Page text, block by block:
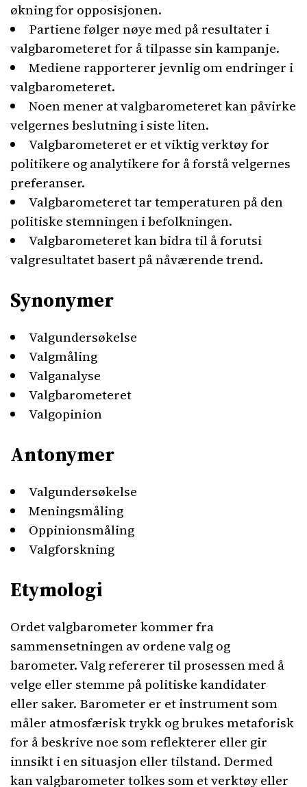
økning for opposisjonen.
Partiene følger nøye med på resultater i
valgbarometeret for å tilpasse sin kampanje.
Mediene rapporterer jevnlig om endringer i
valgbarometeret.
Noen mener at valgbarometeret kan påvirke
velgernes beslutning i siste liten.
Valgbarometeret er et viktig verktøy for
politikere og analytikere for å forstå velgernes
preferanser.
Valgbarometeret tar temperaturen på den
politiske stemningen i befolkningen.
Valgbarometeret kan bidra til å forutsi
valgresultatet basert på nåværende trend.
Synonymer
Valgundersøkelse
Valgmåling
Valganalyse
Valgbarometeret
Valgopinion
Antonymer
Valgundersøkelse
Meningsmåling
Oppinionsmåling
Valgforskning
Etymologi
Ordet valgbarometer kommer fra
sammensetningen av ordene valg og
barometer. Valg refererer til prosessen med å
velge eller stemme på politiske kandidater
eller saker. Barometer er et instrument som
måler atmosfærisk trykk og brukes metaforisk
for å beskrive noe som reflekterer eller gir
innsikt i en situasjon eller tilstand. Dermed
kan valgbarometer tolkes som et verktøy eller